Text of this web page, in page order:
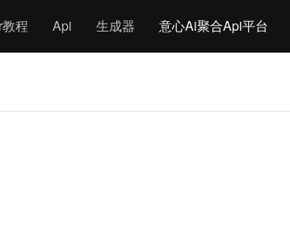
程 Api 生成器 意心Ai聚合Api平台